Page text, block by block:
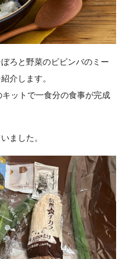
ろと野菜のビビンバのミー
介します。
ットで一食分の食事が完成
ました。